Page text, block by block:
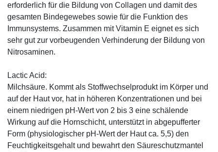
erforderlich für die Bildung von Collagen und damit des
gesamten Bindegewebes sowie für die Funktion des
Immunsystems. Zusammen mit Vitamin E eignet es sich
sehr gut zur vorbeugenden Verhinderung der Bildung von
Nitrosaminen.
Lactic Acid:
Milchsäure. Kommt als Stoffwechselprodukt im Körper und
auf der Haut vor, hat in höheren Konzentrationen und bei
einem niedrigen pH-Wert von 2 bis 3 eine schälende
Wirkung auf die Hornschicht, unterstützt in abgepufferter
Form (physiologischer pH-Wert der Haut ca. 5,5) den
Feuchtigkeitsgehalt und bewahrt den Säureschutzmantel